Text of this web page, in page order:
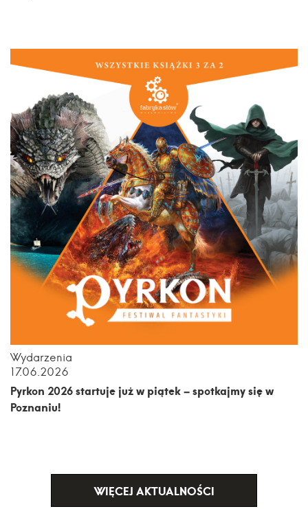
Wydarzenia
17.06.2026
Pyrkon 2026 startuje już w piątek – spotkajmy się w
Poznaniu!
WIĘCEJ AKTUALNOŚCI